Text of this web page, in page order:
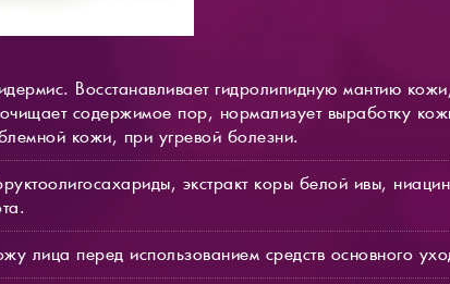
Восстанавливает гидролипидную мантию
содержимое пор, нормализует выработку
кожи, при угревой болезни.
экстракт коры белой ивы,
лица перед использованием средств основного